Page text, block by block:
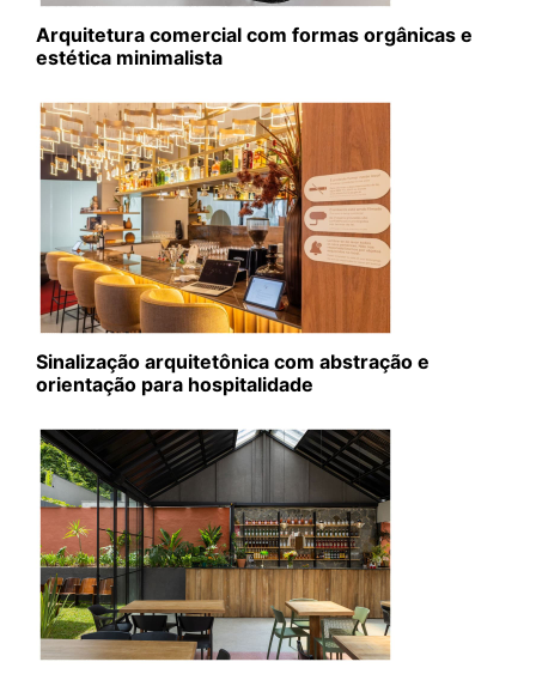
Arquitetura comercial com formas orgânicas e
estética minimalista
Sinalização arquitetônica com abstração e
orientação para hospitalidade